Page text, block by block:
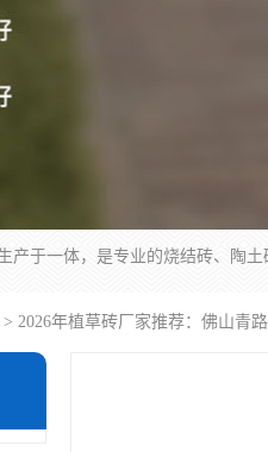
> 2026年植草砖厂家推荐：佛山青